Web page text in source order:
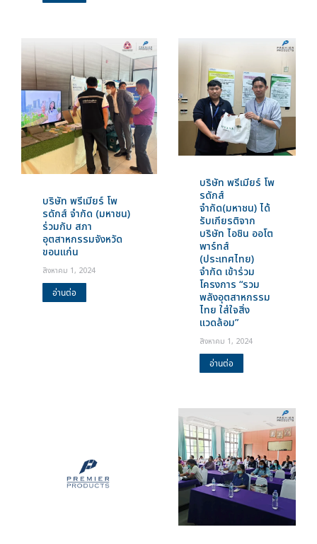
บริษัท พรีเมียร์ โพ
รดักส์ จำกัด (มหาชน)
ร่วมกับ สภา
อุตสาหกรรมจังหวัด
ขอนแก่น
สิงหาคม 1, 2024
อ่านต่อ
บริษัท พรีเมียร์ โพ
รดักส์
จำกัด(มหาชน) ได้
รับเกียรติจาก
บริษัท ไอชิน ออโต
พาร์ทส์
(ประเทศไทย)
จำกัด เข้าร่วม
โครงการ “รวม
พลังอุตสาหกรรม
ไทย ใส่ใจสิ่ง
แวดล้อม”
สิงหาคม 1, 2024
อ่านต่อ